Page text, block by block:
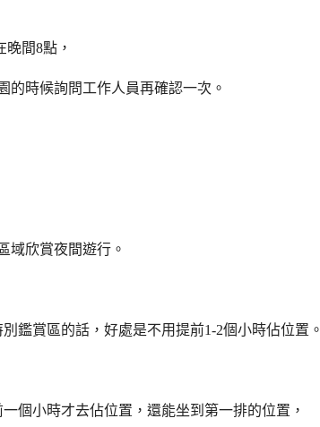
間8點，
的時候詢問工作人員再確認一次。
域欣賞夜間遊行。
鑑賞區的話，好處是不用提前1-2個小時佔位置。
個小時才去佔位置，還能坐到第一排的位置，